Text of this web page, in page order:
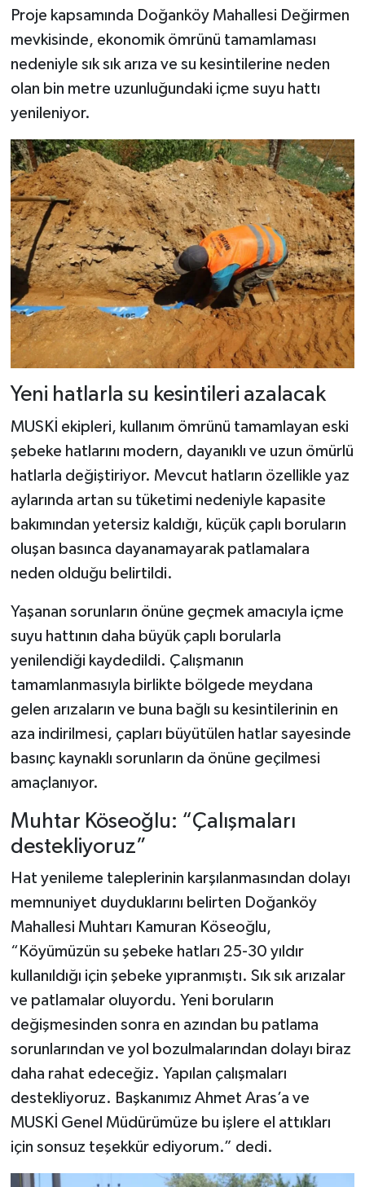
Proje kapsamında Doğanköy Mahallesi Değirmen
mevkisinde, ekonomik ömrünü tamamlaması
nedeniyle sık sık arıza ve su kesintilerine neden
olan bin metre uzunluğundaki içme suyu hattı
yenileniyor.
Yeni hatlarla su kesintileri azalacak
MUSKİ ekipleri, kullanım ömrünü tamamlayan eski
şebeke hatlarını modern, dayanıklı ve uzun ömürlü
hatlarla değiştiriyor. Mevcut hatların özellikle yaz
aylarında artan su tüketimi nedeniyle kapasite
bakımından yetersiz kaldığı, küçük çaplı boruların
oluşan basınca dayanamayarak patlamalara
neden olduğu belirtildi.
Yaşanan sorunların önüne geçmek amacıyla içme
suyu hattının daha büyük çaplı borularla
yenilendiği kaydedildi. Çalışmanın
tamamlanmasıyla birlikte bölgede meydana
gelen arızaların ve buna bağlı su kesintilerinin en
aza indirilmesi, çapları büyütülen hatlar sayesinde
basınç kaynaklı sorunların da önüne geçilmesi
amaçlanıyor.
Muhtar Köseoğlu: “Çalışmaları
destekliyoruz”
Hat yenileme taleplerinin karşılanmasından dolayı
memnuniyet duyduklarını belirten Doğanköy
Mahallesi Muhtarı Kamuran Köseoğlu,
“Köyümüzün su şebeke hatları 25-30 yıldır
kullanıldığı için şebeke yıpranmıştı. Sık sık arızalar
ve patlamalar oluyordu. Yeni boruların
değişmesinden sonra en azından bu patlama
sorunlarından ve yol bozulmalarından dolayı biraz
daha rahat edeceğiz. Yapılan çalışmaları
destekliyoruz. Başkanımız Ahmet Aras’a ve
MUSKİ Genel Müdürümüze bu işlere el attıkları
için sonsuz teşekkür ediyorum.” dedi.